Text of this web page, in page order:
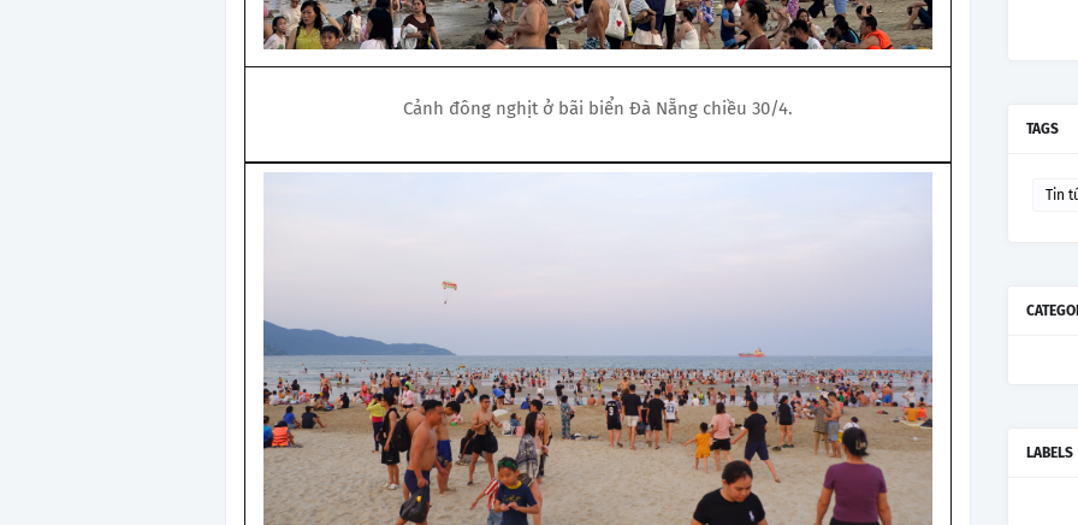
Cảnh đông nghịt ở bãi biển Đà Nẵng chiều 30/4.
TAGS
Tin
LABELS